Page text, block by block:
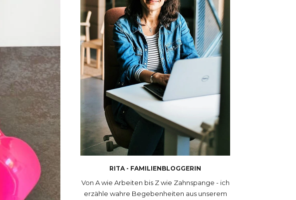
RITA - FAMILIENBLOGGERIN
Von A wie Arbeiten bis Z wie Zahnspange - ich
erzähle wahre Begebenheiten aus unserem